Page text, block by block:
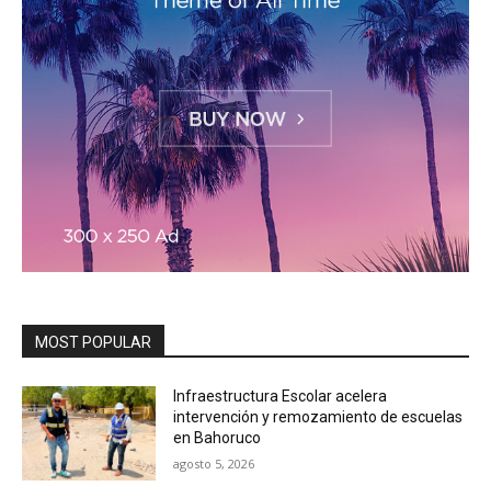
MOST POPULAR
Infraestructura Escolar acelera
intervención y remozamiento de escuelas
en Bahoruco
agosto 5, 2026